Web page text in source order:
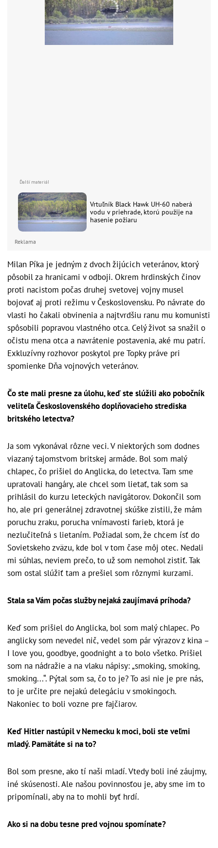
Vrtuľník Black Hawk UH-60 naberá
vodu v priehrade, ktorú použije na
hasenie požiaru
Reklama
Milan Píka je jedným z dvoch žijúcich veteránov, ktorý
pôsobil za hranicami v odboji. Okrem hrdinských činov
proti nacistom počas druhej svetovej vojny musel
bojovať aj proti režimu v Československu. Po návrate do
vlasti ho čakali obvinenia a najtvrdšiu ranu mu komunisti
spôsobili popravou vlastného otca. Celý život sa snažil o
očistu mena otca a navrátenie postavenia, aké mu patrí.
Exkluzívny rozhovor poskytol pre Topky práve pri
spomienke Dňa vojnových veteránov.
Čo ste mali presne za úlohu, keď ste slúžili ako pobočník
veliteľa Československého doplňovacieho strediska
britského letectva?
Ja som vykonával rôzne veci. V niektorých som dodnes
viazaný tajomstvom britskej armáde. Bol som malý
chlapec, čo prišiel do Anglicka, do letectva. Tam sme
upratovali hangáry, ale chcel som lietať, tak som sa
prihlásil do kurzu leteckých navigátorov. Dokončil som
ho, ale pri generálnej zdravotnej skúške zistili, že mám
poruchu zraku, porucha vnímavosti farieb, ktorá je
nezlučiteľná s lietaním. Požiadal som, že chcem ísť do
Sovietskeho zväzu, kde bol v tom čase môj otec. Nedali
mi súhlas, neviem prečo, to už som nemohol zistiť. Tak
som ostal slúžiť tam a prešiel som rôznymi kurzami.
Stala sa Vám počas služby nejaká zaujímavá príhoda?
Keď som prišiel do Anglicka, bol som malý chlapec. Po
anglicky som nevedel nič, vedel som pár výrazov z kina –
I love you, goodbye, goodnight a to bolo všetko. Prišiel
som na nádražie a na vlaku nápisy: „smoking, smoking,
smoking...“. Pýtal som sa, čo to je? To asi nie je pre nás,
to je určite pre nejakú delegáciu v smokingoch.
Nakoniec to boli vozne pre fajčiarov.
Keď Hitler nastúpil v Nemecku k moci, boli ste veľmi
mladý. Pamätáte si na to?
Bol som presne, ako tí naši mladí. Vtedy boli iné záujmy,
iné skúsenosti. Ale našou povinnosťou je, aby sme im to
pripomínali, aby na to mohli byť hrdí.
Ako si na dobu tesne pred vojnou spomínate?